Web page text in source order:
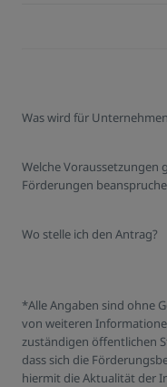
Was wird für
Welche Voraussetzungen
Förderungen
Wo stelle ich den Antrag?
*Alle Angaben sind ohne
von weiteren
zuständigen öffentlichen
dass sich die
hiermit die Aktualität der